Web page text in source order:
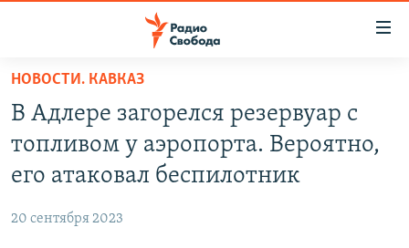
упрощенного
доступа
основному
Вернутся
ПОДКАСТЫ
АВТОРСКИЕ ПРОЕКТЫ
МНЕНИЯ
НОВОСТИ. КАВКАЗ
В Адлере загорелся резервуар с
топливом у аэропорта. Вероятно,
его атаковал беспилотник
20 сентября 2023